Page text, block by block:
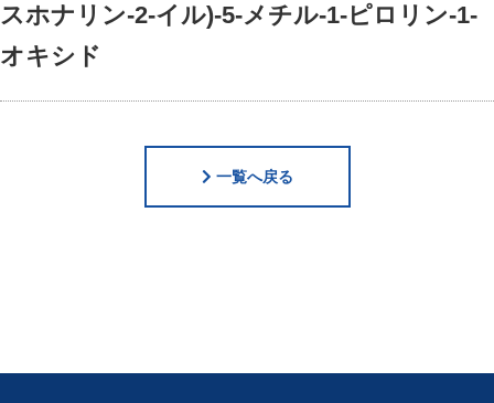
スホナリン-2-イル)-5-メチル-1-ピロリン-1-
オキシド
一覧へ戻る